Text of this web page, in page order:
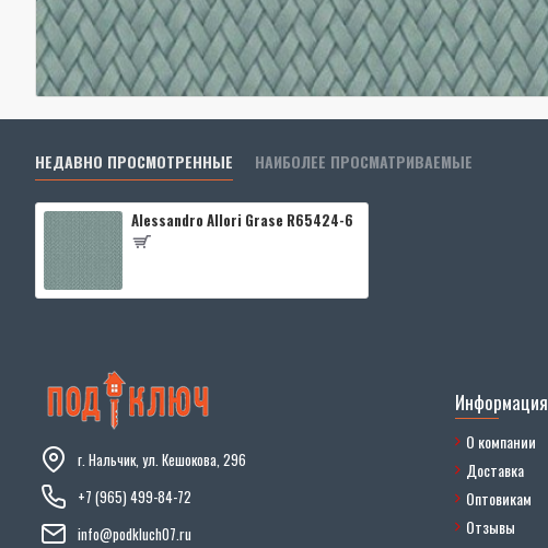
НЕДАВНО ПРОСМОТРЕННЫЕ НАИБОЛЕЕ ПРОСМАТРИВАЕМЫЕ
Alessandro Allori Grase R65424-6
г. Нальчик, ул. Кешокова, 296
+7 (965) 499-84-72
info@podkluch07.ru
Информация
О компании
Доставка
Оптовикам
Отзывы